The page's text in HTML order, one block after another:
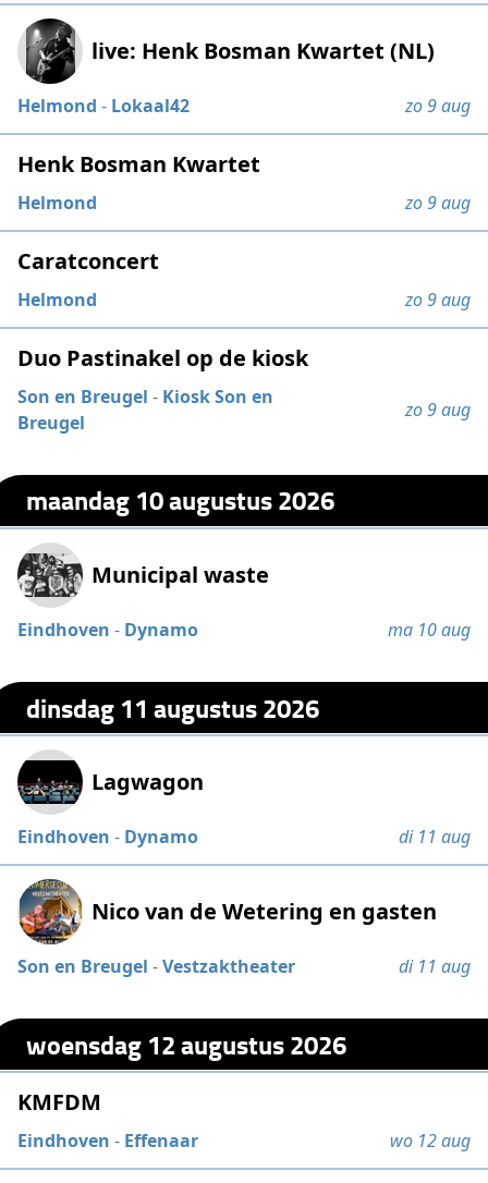
live: Henk Bosman Kwartet (NL)
Helmond - Lokaal42 zo 9 aug
Henk Bosman Kwartet
Helmond zo 9 aug
Caratconcert
Helmond zo 9 aug
Duo Pastinakel op de kiosk
Son en Breugel - Kiosk Son en
Breugel
zo 9 aug
maandag 10 augustus 2026
Municipal waste
Eindhoven - Dynamo ma 10 aug
dinsdag 11 augustus 2026
Lagwagon
Eindhoven - Dynamo di 11 aug
Nico van de Wetering en gasten
Son en Breugel -Vestzaktheater di 11 aug
woensdag 12 augustus 2026
KMFDM
Eindhoven - Effenaar wo 12 aug